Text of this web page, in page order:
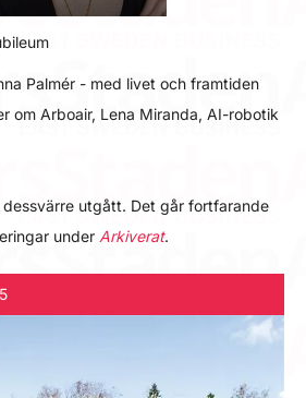
Palmér - med livet och framtiden
om Arboair, Lena Miranda, AI-robotik
utgått. Det går fortfarande
under Arkiverat.